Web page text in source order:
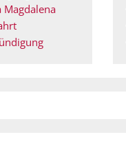
Magdalena